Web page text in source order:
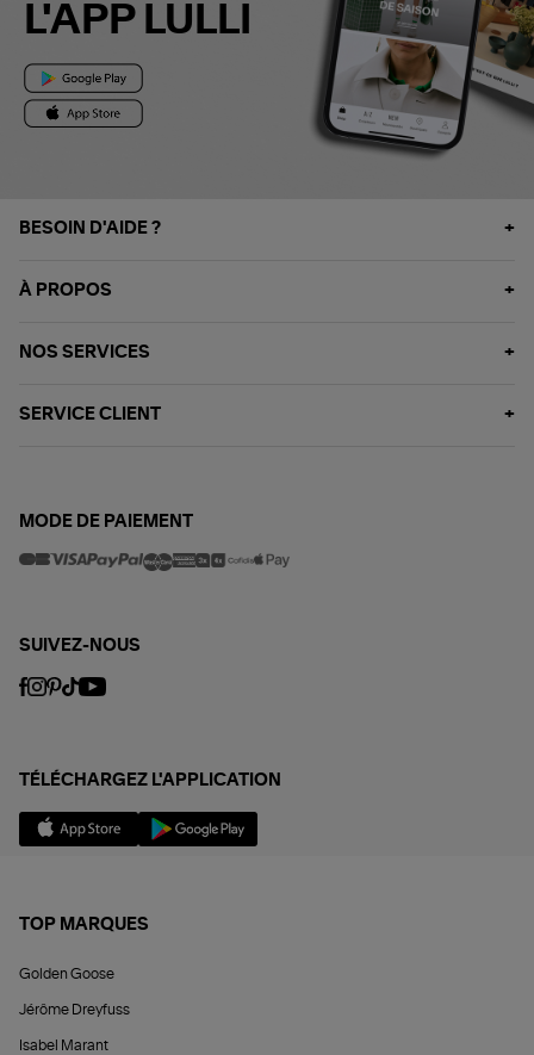
L'APP LULLI
BESOIN D'AIDE ?
À PROPOS
NOS SERVICES
SERVICE CLIENT
MODE DE PAIEMENT
SUIVEZ-NOUS
TÉLÉCHARGEZ L'APPLICATION
TOP MARQUES
Golden Goose
Jérôme Dreyfuss
Isabel Marant